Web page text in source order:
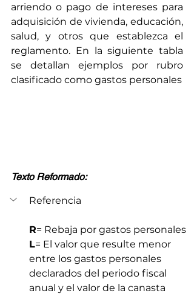
arriendo o pago de intereses para
adquisición de vivienda, educación,
salud, y otros que establezca el
reglamento. En la siguiente tabla
se detallan ejemplos por rubro
clasificado como gastos personales
Texto Reformado:
Referencia
R= Rebaja por gastos personales
L= El valor que resulte menor
entre los gastos personales
declarados del periodo fiscal
anual y el valor de la canasta